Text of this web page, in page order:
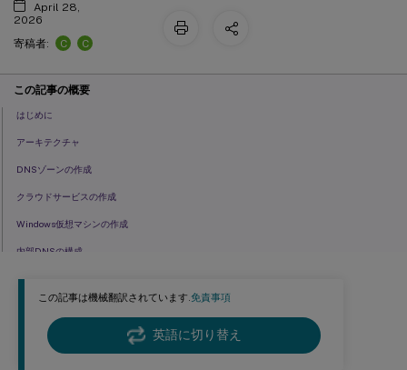
この記事は機械翻訳されています.免責事項
英語に切り替え
April 28,
2026
寄稿者:
C C
この記事の概要
はじめに
アーキテクチャ
DNSゾーンの作成
クラウドサービスの作成
Windows仮想マシンの作成
内部DNSの構成
外部DNSアドレスの構成
セキュリティグループの構成
ADFS証明書の作成